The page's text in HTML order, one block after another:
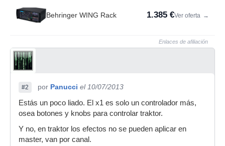
Behringer WING Rack 1.385 €Ver oferta →
Enlaces de afiliación
#2 por Panucci el 10/07/2013
Estás un poco liado. El x1 es solo un controlador más,
osea botones y knobs para controlar traktor.
Y no, en traktor los efectos no se pueden aplicar en
master, van por canal.